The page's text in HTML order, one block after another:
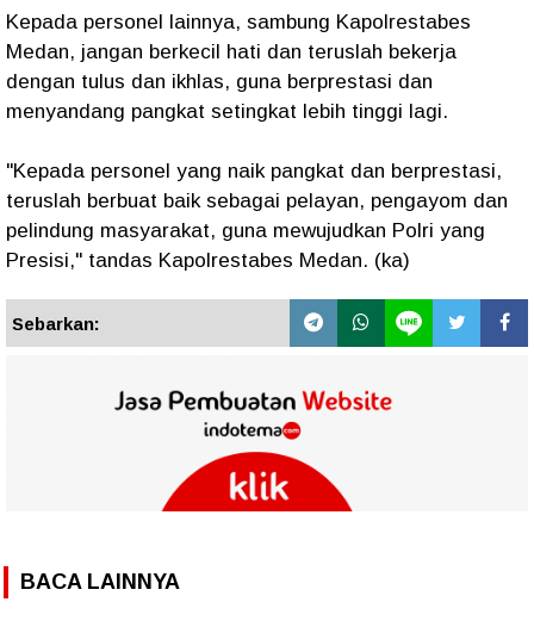
Kepada personel lainnya, sambung Kapolrestabes
Medan, jangan berkecil hati dan teruslah bekerja
dengan tulus dan ikhlas, guna berprestasi dan
menyandang pangkat setingkat lebih tinggi lagi.
"Kepada personel yang naik pangkat dan berprestasi,
teruslah berbuat baik sebagai pelayan, pengayom dan
pelindung masyarakat, guna mewujudkan Polri yang
Presisi," tandas Kapolrestabes Medan. (ka)
Sebarkan:
BACA LAINNYA